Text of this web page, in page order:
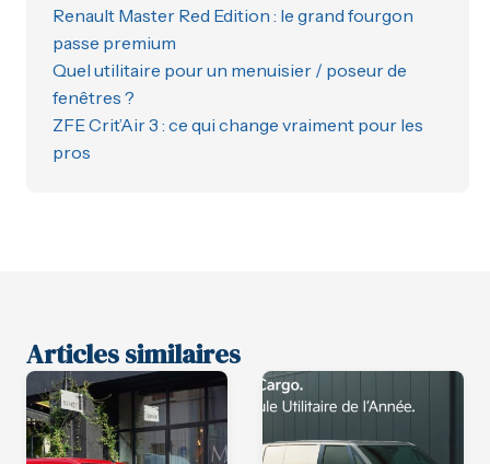
Renault Master Red Edition : le grand fourgon
passe premium
Quel utilitaire pour un menuisier / poseur de
fenêtres ?
ZFE Crit’Air 3 : ce qui change vraiment pour les
pros
Articles similaires